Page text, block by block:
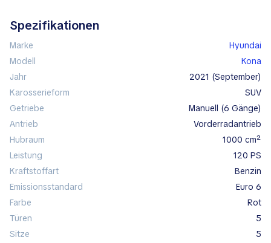
Spezifikationen
Marke
Hyundai
Modell
Kona
Jahr
2021 (September)
Karosserieform
SUV
Getriebe
manuell (6 Gänge)
Antrieb
Vorderradantrieb
Hubraum
1000 cm²
Leistung
120 PS
Kraftstoffart
Benzin
Emissionsstandard
Euro 6
Farbe
rot
Türen
5
Sitze
5